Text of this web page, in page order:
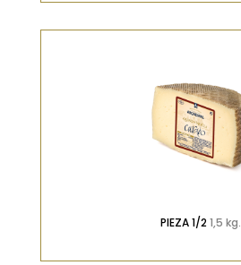
PIEZA 1/21,5 kg.